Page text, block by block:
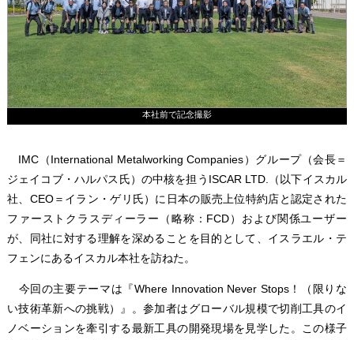
本社前で記念撮影
IMC（International Metalworking Companies）グループ（会長＝
ジェイコブ・ハルパス氏）の中核を担うISCAR LTD.（以下イスカル
社、CEO＝イラン・ゲリ氏）に日本の販売上位特約店と認定された
ファーストクラスディーラー（略称：FCD）および関係ユーザー
が、同社に対する理解を深めることを目的として、イスラエル・テ
フェンにあるイスカル本社を訪ねた。
今回の主要テーマは『Where Innovation Never Stops！（限りな
い技術革新への挑戦）』。参加者はグローバル規模で切削工具のイ
ノベーションを牽引する最新工具の開発現場を見学した。この様子